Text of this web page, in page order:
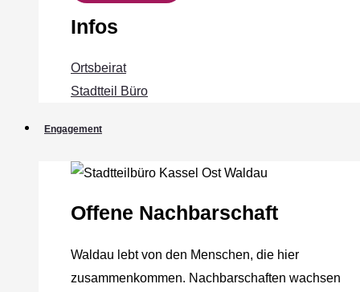
Infos
Ortsbeirat
Stadtteil Büro
Engagement
Offene Nachbarschaft
Waldau lebt von den Menschen, die hier
zusammenkommen. Nachbarschaften wachsen